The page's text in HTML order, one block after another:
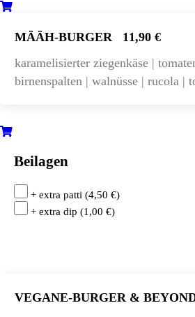
MÄÄH-BURGER
11,90 €
karamelisierter ziegenkäse |
birnenspalten | walnüsse | rucola |
Beilagen
+ extra patti (4,50 €)
+ extra dip (1,00 €)
VEGANE-BURGER &